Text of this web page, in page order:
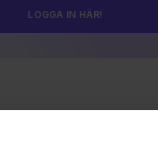
LOGGA IN HÄR!